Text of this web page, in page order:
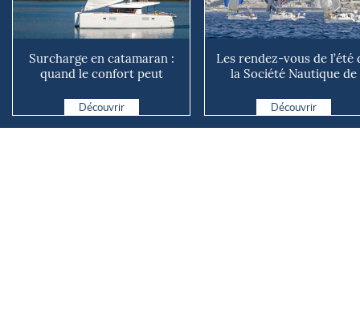
Surcharge en catamaran :
quand le confort peut
Découvrir
Les rendez-vous de l’été
la Société Nautique de
Découvrir